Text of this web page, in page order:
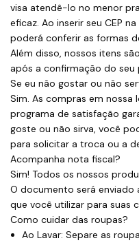
visa atendê-lo no menor
eficaz. Ao inserir seu CEP
poderá conferir as formas
Além disso, nossos itens
após a confirmação do seu
Se eu não gostar ou não
Sim. As compras em
programa de satisfação
goste ou não sirva, você
para solicitar a troca ou a
Acompanha nota fiscal?
Sim! Todos os nossos
O documento será
que você utilizar para suas
Como cuidar das roupas?
Ao Lavar: Separe as